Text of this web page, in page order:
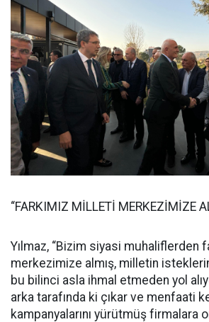
“FARKIMIZ MİLLETİ MERKEZİMİZE
Yılmaz, “Bizim siyasi muhaliflerden
merkezimize almış, milletin
bu bilinci asla ihmal etmeden yol
arka tarafında ki çıkar ve menfaati
kampanyalarını yürütmüş firmalara